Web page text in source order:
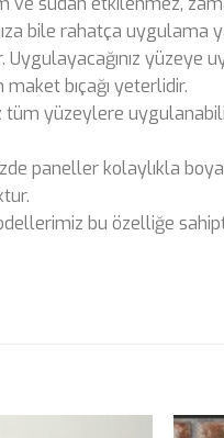
bile rahatça uygulama
yüzeye
bıçağı yeterlidir.
tüm yüzeylere
paneller kolaylıkla
bu özelliğe